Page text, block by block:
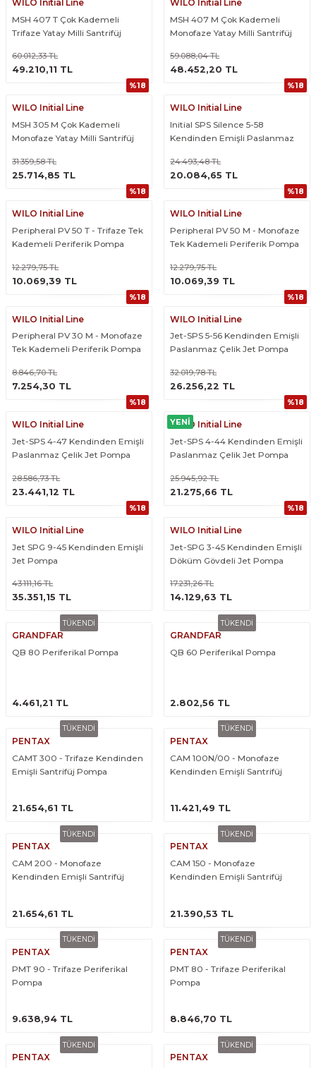
WILO Initial Line
MSH 407 T Çok Kademeli
Trifaze Yatay Milli Santrifüj
60.012,33 TL
49.210,11 TL
ÜRÜNÜ İNCELE
WILO Initial Line
MSH 407 M Çok Kademeli
Monofaze Yatay Milli Santrifüj
59.088,04 TL
48.452,20 TL
ÜRÜNÜ İNCELE
%18
WILO Initial Line
MSH 305 M Çok Kademeli
Monofaze Yatay Milli Santrifüj
31.359,58 TL
25.714,85 TL
ÜRÜNÜ İNCELE
%18
WILO Initial Line
Initial SPS Silence 5-58
Kendinden Emişli Paslanmaz
24.493,48 TL
20.084,65 TL
ÜRÜNÜ İNCELE
%18
WILO Initial Line
Peripheral PV 50 T - Trifaze Tek
Kademeli Periferik Pompa
12.279,75 TL
10.069,39 TL
ÜRÜNÜ İNCELE
%18
WILO Initial Line
Peripheral PV 50 M - Monofaze
Tek Kademeli Periferik Pompa
12.279,75 TL
10.069,39 TL
ÜRÜNÜ İNCELE
%18
WILO Initial Line
Peripheral PV 30 M - Monofaze
Tek Kademeli Periferik Pompa
8.846,70 TL
7.254,30 TL
ÜRÜNÜ İNCELE
%18
WILO Initial Line
Jet-SPS 5-56 Kendinden Emişli
Paslanmaz Çelik Jet Pompa
32.019,78 TL
26.256,22 TL
ÜRÜNÜ İNCELE
%18
WILO Initial Line
Jet-SPS 4-47 Kendinden Emişli
Paslanmaz Çelik Jet Pompa
28.586,73 TL
23.441,12 TL
ÜRÜNÜ İNCELE
%18
YENİ
WILO Initial Line
Jet-SPS 4-44 Kendinden Emişli
Paslanmaz Çelik Jet Pompa
25.945,92 TL
21.275,66 TL
ÜRÜNÜ İNCELE
%18
WILO Initial Line
Jet SPG 9-45 Kendinden Emişli
Jet Pompa
43.111,16 TL
35.351,15 TL
ÜRÜNÜ İNCELE
%18
WILO Initial Line
Jet-SPG 3-45 Kendinden Emişli
Döküm Gövdeli Jet Pompa
17.231,26 TL
14.129,63 TL
ÜRÜNÜ İNCELE
TÜKENDİ
GRANDFAR
QB 80 Periferikal Pompa
4.461,21 TL
TÜKENDİ
GRANDFAR
QB 60 Periferikal Pompa
2.802,56 TL
TÜKENDİ
PENTAX
CAMT 300 - Trifaze Kendinden
Emişli Santrifüj Pompa
21.654,61 TL
TÜKENDİ
PENTAX
CAM 100N/00 - Monofaze
Kendinden Emişli Santrifüj
11.421,49 TL
TÜKENDİ
PENTAX
CAM 200 - Monofaze
Kendinden Emişli Santrifüj
21.654,61 TL
TÜKENDİ
PENTAX
CAM 150 - Monofaze
Kendinden Emişli Santrifüj
21.390,53 TL
TÜKENDİ
PENTAX
PMT 90 - Trifaze Periferikal
Pompa
9.638,94 TL
TÜKENDİ
PENTAX
PMT 80 - Trifaze Periferikal
Pompa
8.846,70 TL
TÜKENDİ
PENTAX
TÜKENDİ
PENTAX